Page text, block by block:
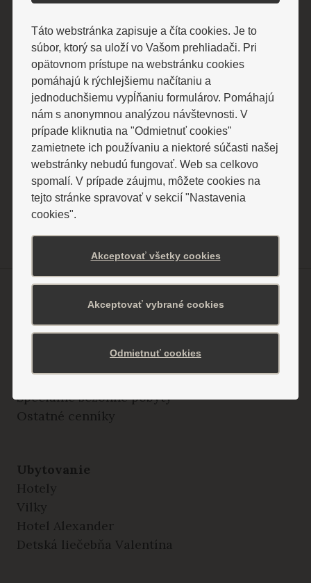
Súhlasím so spracovaním osobných údajov
Súhlasím sospracovaním osobných údajov
POTVRDIŤ ODBER
BARDEJOVSKÉ KÚPELE a.s.
086 31 Bardejovské Kúpele
IČO: 36 168 301
IČ DPH: SK2020026250
Pobyty a ceny
Pobyty cez poisťovňu
Liečebné pobyty
Senior pobyty
Špeciálne sezónne pobyty
Ostatné cenníky
Ubytovanie
Hotely
Vilky
Hotel Alexander
Detská liečebňa Valentína
Táto webstránka zapisuje a číta cookies. Je to
súbor, ktorý sa uloží vo Vašom prehliadači. Pri
opätovnom prístupe na webstránku cookies
pomáhajú k rýchlejšiemu načítaniu a
jednoduchšiemu vypĺňaniu formulárov. Pomáhajú
nám s anonymnou analýzou návštevnosti. V
prípade kliknutia na "Odmietnuť cookies"
zamietnete ich používaniu a niektoré súčasti našej
webstránky nebudú fungovať. Web sa celkovo
spomalí. V prípade záujmu, môžete cookies na
tejto stránke spravovať v sekcií "Nastavenia
cookies".
Akceptovať všetky cookies
Akceptovať vybrané cookies
Odmietnuť cookies